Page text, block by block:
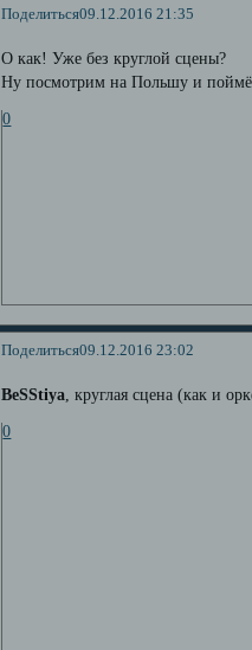
Поделиться09.12.2016 21:35
О как! Уже без круглой сцены?
Ну посмотрим на Польшу и
0
Поделиться09.12.2016 23:02
BeSStiya, круглая сцена (как и
0